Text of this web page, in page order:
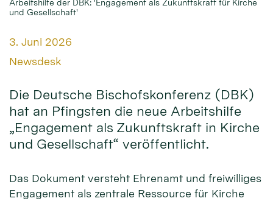
Arbeitshilfe der DBK: 'Engagement als Zukunftskraft für Kirche
und Gesellschaft'
Datum:
3. Juni 2026
Von:
Newsdesk
Die Deutsche Bischofskonferenz (DBK)
hat an Pfingsten die neue Arbeitshilfe
„Engagement als Zukunftskraft in Kirche
und Gesellschaft“ veröffentlicht.
Das Dokument versteht Ehrenamt und freiwilliges
Engagement als zentrale Ressource für Kirche